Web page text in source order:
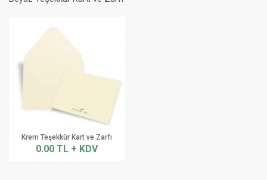
Krem Teşekkür Kart ve Zarfı
0.00 TL + KDV